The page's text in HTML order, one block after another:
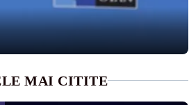
MAI CITITE